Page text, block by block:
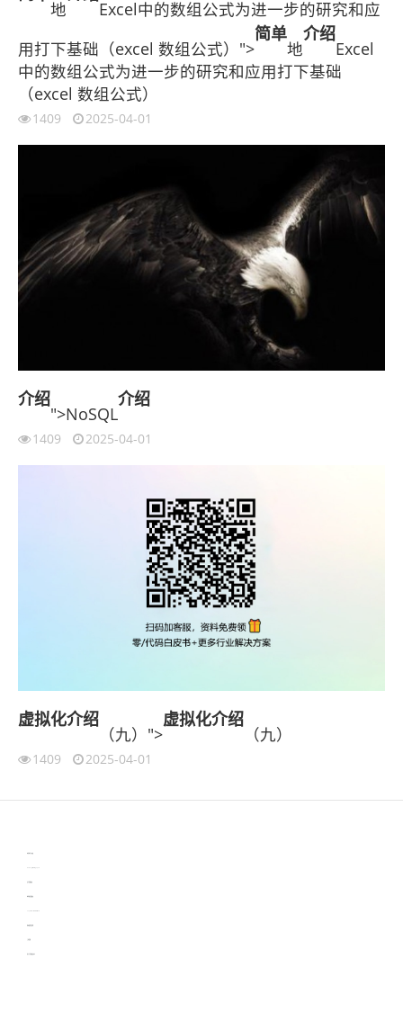
地
Excel中的数组公式为进一步的研究和应
用打下基础（excel 数组公式）">
简单
地
介绍
Excel
中的数组公式为进一步的研究和应用打下基础
（excel 数组公式）
1409 2025-04-01
介绍
">NoSQL
介绍
1409 2025-04-01
虚拟化介绍
（九）">
虚拟化介绍
（九）
1409 2025-04-01